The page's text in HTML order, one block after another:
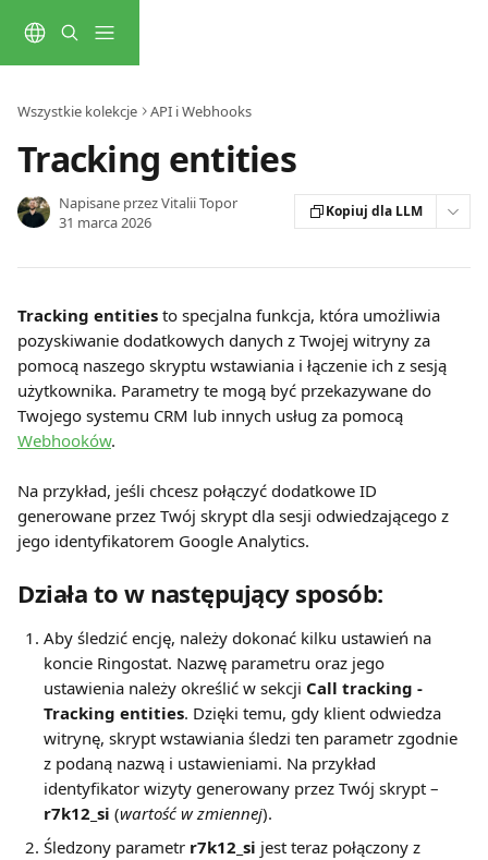
Wszystkie kolekcje API i Webhooks
Tracking entities
Napisane przezVitalii Topor
31 marca 2026
Kopiuj dla LLM
Tracking entities to specjalna funkcja, która umożliwia
pozyskiwanie dodatkowych danych z Twojej witryny za
pomocą naszego skryptu wstawiania i łączenie ich z sesją
użytkownika. Parametry te mogą być przekazywane do
Twojego systemu CRM lub innych usług za pomocą
Webhooków.
Na przykład, jeśli chcesz połączyć dodatkowe ID
generowane przez Twój skrypt dla sesji odwiedzającego z
jego identyfikatorem Google Analytics.
Działa to w następujący sposób:
Aby śledzić encję, należy dokonać kilku ustawień na
koncie Ringostat. Nazwę parametru oraz jego
ustawienia należy określić w sekcji Call tracking -
Tracking entities. Dzięki temu, gdy klient odwiedza
witrynę, skrypt wstawiania śledzi ten parametr zgodnie
z podaną nazwą i ustawieniami. Na przykład
identyfikator wizyty generowany przez Twój skrypt –
r7k12_si (wartość w zmiennej).
Śledzony parametr r7k12_si jest teraz połączony z